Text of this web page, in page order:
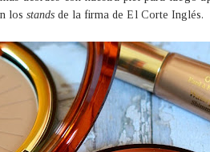
los standsde la firma de El Corte Inglés.